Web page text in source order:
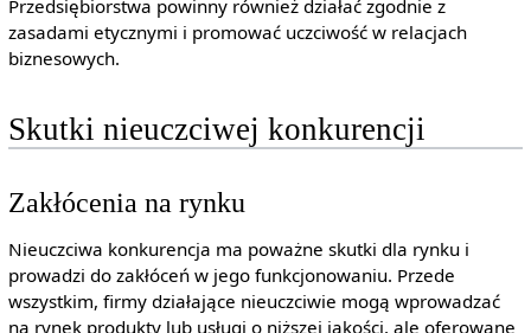
Przedsiębiorstwa powinny również działać zgodnie z
zasadami etycznymi i promować uczciwość w relacjach
biznesowych.
Skutki nieuczciwej konkurencji
Zakłócenia na rynku
Nieuczciwa konkurencja ma poważne skutki dla rynku i
prowadzi do zakłóceń w jego funkcjonowaniu. Przede
wszystkim, firmy działające nieuczciwie mogą wprowadzać
na rynek produkty lub usługi o niższej jakości, ale oferowane